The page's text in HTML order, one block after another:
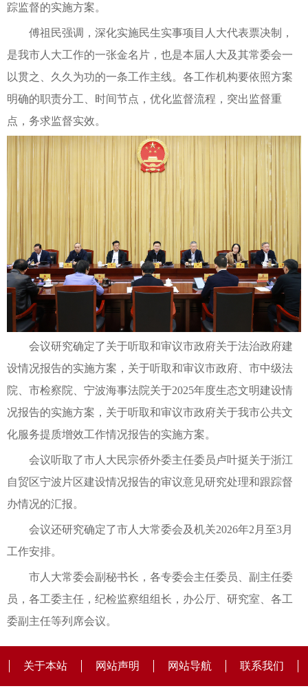
踪监督的实施方案。
傅祖民强调，深化实施民生实事项目人大代表票决制，
是我市人大工作的一张金名片，也是本届人大及其常委会一
以贯之、久久为功的一条工作主线。各工作机构要依照方案
明确的职责分工、时间节点，优化监督流程，突出监督重
点，务求监督实效。
会议研究确定了关于听取和审议市政府关于法治政府建
设情况报告的实施方案，关于听取和审议市政府、市中级法
院、市检察院、宁波海事法院关于2025年度生态文明建设情
况报告的实施方案，关于听取和审议市政府关于我市公共文
化服务提质增效工作情况报告的实施方案。
会议听取了市人大民宗侨外委主任委员卢叶挺关于浙江
自贸区宁波片区建设情况报告的审议意见研究处理和跟踪督
办情况的汇报。
会议还研究确定了市人大常委会及机关2026年2月至3月
工作安排。
市人大常委会副秘书长，各专委会主任委员、副主任委
员，各工委主任，纪检监察组组长，办公厅、研究室、各工
委副主任等列席会议。
关于本站 网站声明 网站导航 联系我们